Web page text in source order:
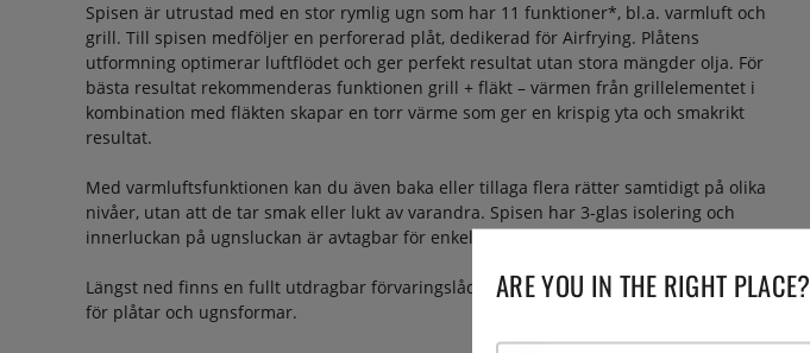
Spisen är utrustad med en stor rymlig ugn som har 11 funktioner*, bl.a. varmluft och
grill. Till spisen medföljer en perforerad plåt, dedikerad för Airfrying. Plåtens
utformning optimerar luftflödet och ger perfekt resultat utan stora mängder olja. För
bästa resultat rekommenderas funktionen grill + fläkt – värmen från grillelementet i
kombination med fläkten skapar en torr värme som ger en krispig yta och smakrikt
resultat.
Med varmluftsfunktionen kan du även baka eller tillaga flera rätter samtidigt på olika
nivåer, utan att de tar smak eller lukt av varandra. Spisen har 3-glas isolering och
innerluckan på ugnsluckan är avtagbar för enkel rengöring.
Längst ned finns en fullt utdragbar förvaringslåda med dämpad stängning – perfekt
för plåtar och ugnsformar.
ARE YOU IN THE RIGHT PLACE?